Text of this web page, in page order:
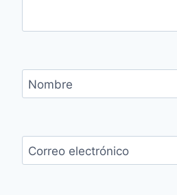
Nombre
Correo electrónico